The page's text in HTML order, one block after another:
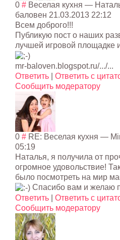
0 # Веселая кухня —
баловен 21.03.2013 22:12
Всем доброго!!!
Публикую пост о наших
лучшей игровой площадке
mr-baloven.blogspot.ru/.../...
Ответить
Ответить с
Сообщить модератору
0 # RE: Веселая кухня —
05:19
Наталья, я получила от
огромное удовольствие!
было посмотреть на мир
Спасибо вам и желаю
Ответить
Ответить с
Сообщить модератору